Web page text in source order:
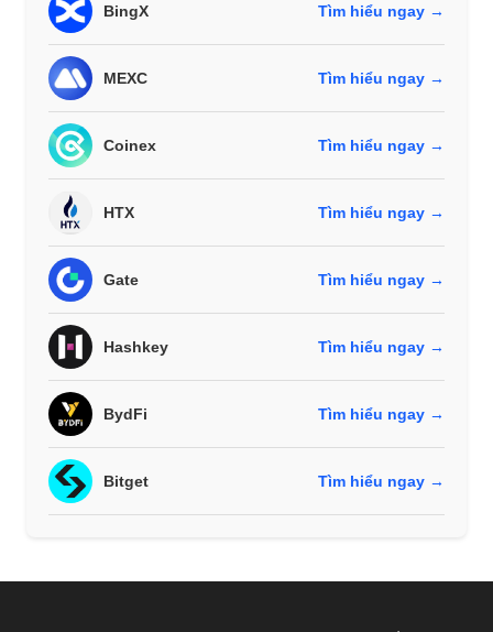
BingX Tìm hiểu ngay →
MEXC Tìm hiểu ngay →
Coinex Tìm hiểu ngay →
HTX Tìm hiểu ngay →
Gate Tìm hiểu ngay →
Hashkey Tìm hiểu ngay →
BydFi Tìm hiểu ngay →
Bitget Tìm hiểu ngay →